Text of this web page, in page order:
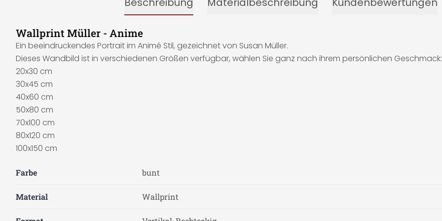
Wallprint Müller - Anime
Ein beeindruckendes Portrait im Animé Stil, gezeichnet von Susan Müller.
Dieses Wandbild ist in verschiedenen Größen verfügbar, wählen Sie ganz nach ihrem persönlichen Geschmack:
20x30 cm
30x45 cm
40x60 cm
50x80 cm
70x100 cm
80x120 cm
100x150 cm
Farbe bunt
Material Wallprint